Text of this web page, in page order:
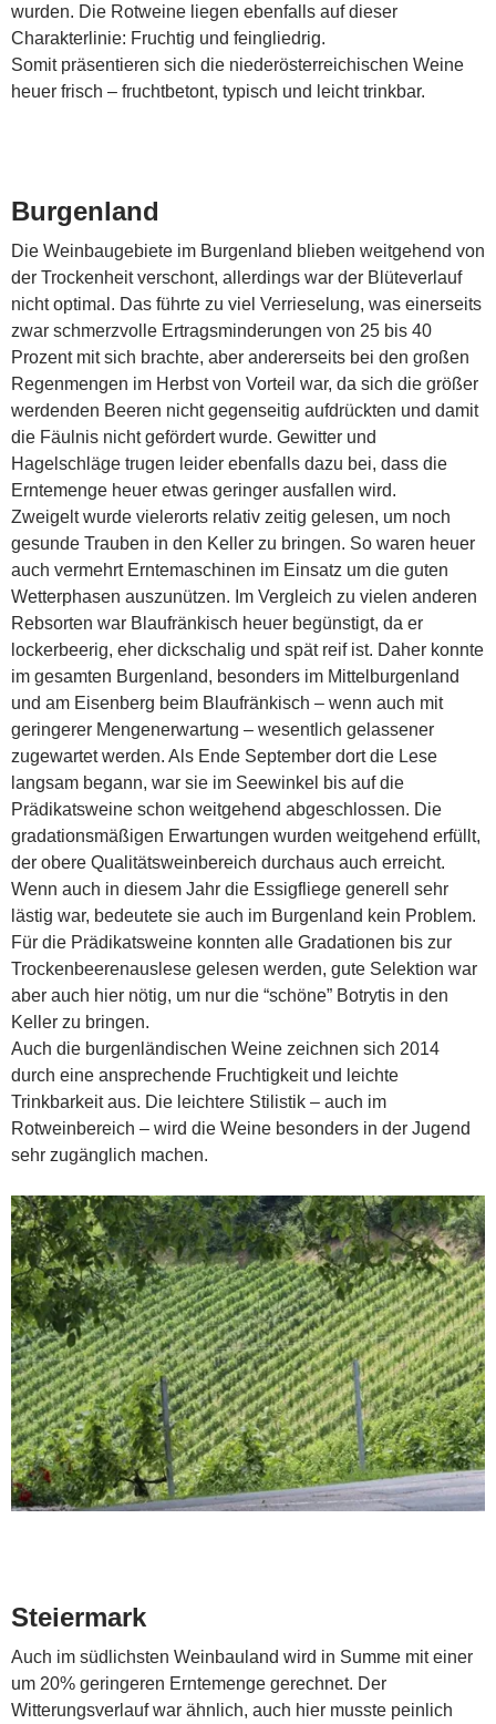
wurden. Die Rotweine liegen ebenfalls auf dieser
Charakterlinie: Fruchtig und feingliedrig.
Somit präsentieren sich die niederösterreichischen Weine
heuer frisch – fruchtbetont, typisch und leicht trinkbar.
Burgenland
Die Weinbaugebiete im Burgenland blieben weitgehend von
der Trockenheit verschont, allerdings war der Blüteverlauf
nicht optimal. Das führte zu viel Verrieselung, was einerseits
zwar schmerzvolle Ertragsminderungen von 25 bis 40
Prozent mit sich brachte, aber andererseits bei den großen
Regenmengen im Herbst von Vorteil war, da sich die größer
werdenden Beeren nicht gegenseitig aufdrückten und damit
die Fäulnis nicht gefördert wurde. Gewitter und
Hagelschläge trugen leider ebenfalls dazu bei, dass die
Erntemenge heuer etwas geringer ausfallen wird.
Zweigelt wurde vielerorts relativ zeitig gelesen, um noch
gesunde Trauben in den Keller zu bringen. So waren heuer
auch vermehrt Erntemaschinen im Einsatz um die guten
Wetterphasen auszunützen. Im Vergleich zu vielen anderen
Rebsorten war Blaufränkisch heuer begünstigt, da er
lockerbeerig, eher dickschalig und spät reif ist. Daher konnte
im gesamten Burgenland, besonders im Mittelburgenland
und am Eisenberg beim Blaufränkisch – wenn auch mit
geringerer Mengenerwartung – wesentlich gelassener
zugewartet werden. Als Ende September dort die Lese
langsam begann, war sie im Seewinkel bis auf die
Prädikatsweine schon weitgehend abgeschlossen. Die
gradationsmäßigen Erwartungen wurden weitgehend erfüllt,
der obere Qualitätsweinbereich durchaus auch erreicht.
Wenn auch in diesem Jahr die Essigfliege generell sehr
lästig war, bedeutete sie auch im Burgenland kein Problem.
Für die Prädikatsweine konnten alle Gradationen bis zur
Trockenbeerenauslese gelesen werden, gute Selektion war
aber auch hier nötig, um nur die “schöne” Botrytis in den
Keller zu bringen.
Auch die burgenländischen Weine zeichnen sich 2014
durch eine ansprechende Fruchtigkeit und leichte
Trinkbarkeit aus. Die leichtere Stilistik – auch im
Rotweinbereich – wird die Weine besonders in der Jugend
sehr zugänglich machen.
Steiermark
Auch im südlichsten Weinbauland wird in Summe mit einer
um 20% geringeren Erntemenge gerechnet. Der
Witterungsverlauf war ähnlich, auch hier musste peinlich